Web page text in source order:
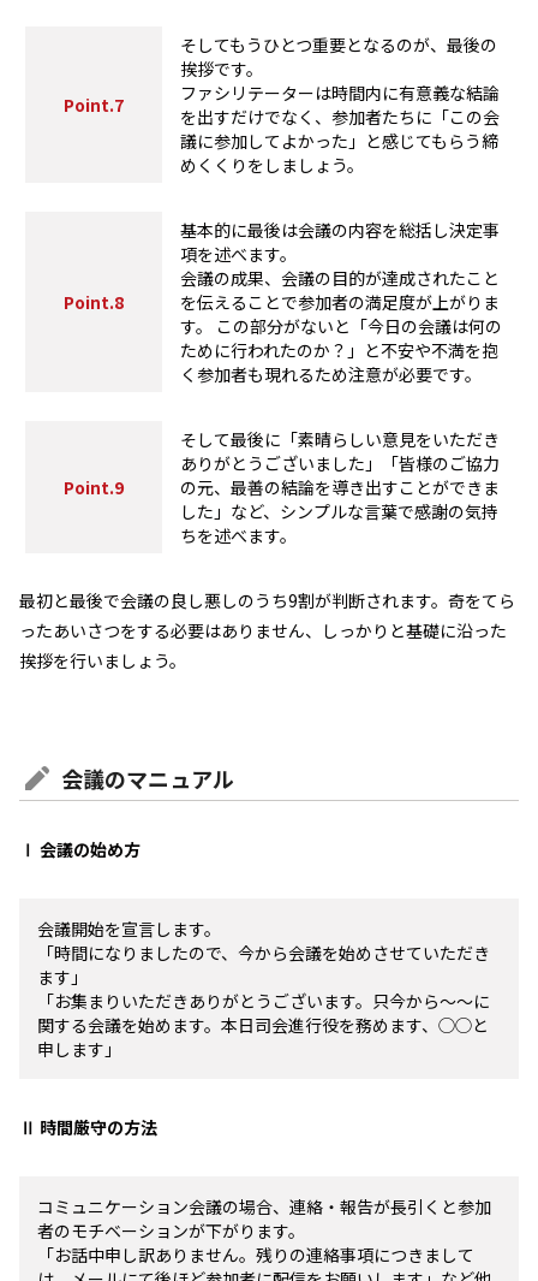
Point.7
そしてもうひとつ重要となるのが、最後の
挨拶です。
ファシリテーターは時間内に有意義な結論
を出すだけでなく、参加者たちに「この会
議に参加してよかった」と感じてもらう締
めくくりをしましょう。
Point.8
基本的に最後は会議の内容を総括し決定事
項を述べます。
会議の成果、会議の目的が達成されたこと
を伝えることで参加者の満足度が上がりま
す。 この部分がないと「今日の会議は何の
ために行われたのか？」と不安や不満を抱
く参加者も現れるため注意が必要です。
Point.9
そして最後に「素晴らしい意見をいただき
ありがとうございました」「皆様のご協力
の元、最善の結論を導き出すことができま
した」など、シンプルな言葉で感謝の気持
ちを述べます。
最初と最後で会議の良し悪しのうち9割が判断されます。奇をてら
ったあいさつをする必要はありません、しっかりと基礎に沿った
挨拶を行いましょう。
会議のマニュアル
Ⅰ 会議の始め方
会議開始を宣言します。
「時間になりましたので、今から会議を始めさせていただき
ます」
「お集まりいただきありがとうございます。只今から～～に
関する会議を始めます。本日司会進行役を務めます、◯◯と
申します」
Ⅱ 時間厳守の方法
コミュニケーション会議の場合、連絡・報告が長引くと参加
者のモチベーションが下がります。
「お話中申し訳ありません。残りの連絡事項につきまして